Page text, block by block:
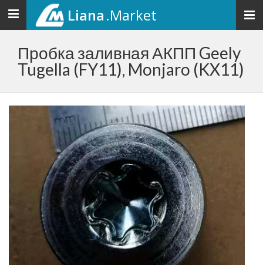
Toggle
navigation
Liana.Market
Пробка заливная АКПП Geely
Tugella (FY11), Monjaro (KX11)